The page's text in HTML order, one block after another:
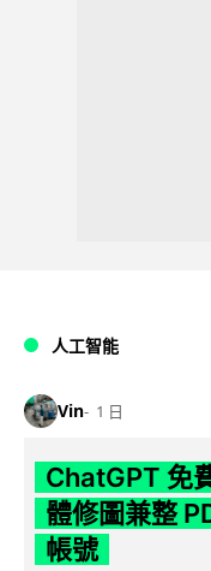
人工智能
Vin 1 日
ChatGPT 免
體修圖兼整
帳號